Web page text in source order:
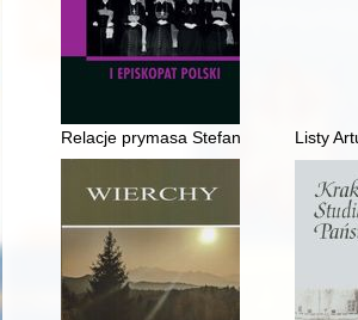
Relacje prymasa Stefana Listy